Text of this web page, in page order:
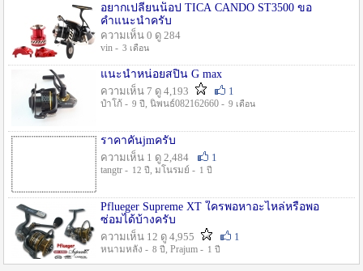
อยากเปลี่ยนน็อป TICA CANDO ST3500 ขอ
คำแนะนำครับ
ความเห็น 0 ดู 284
vin - 3 เดือน
แนะนำหน่อยสปิน G max
ความเห็น 7 ดู 4,193
1
ป๋าโก้ - 9 ปี , นิพนธ์082162660 - 9 เดือน
ราคาคันjmครับ
ความเห็น 1 ดู 2,484
1
tangtr - 12 ปี , มโนรมย์ - 1 ปี
Pflueger Supreme XT ใครพอหาอะไหล่หรือพอ
ซ่อมได้บ้างครับ
ความเห็น 12 ดู 4,955
1
หนามหลัง - 8 ปี , Prajum - 1 ปี